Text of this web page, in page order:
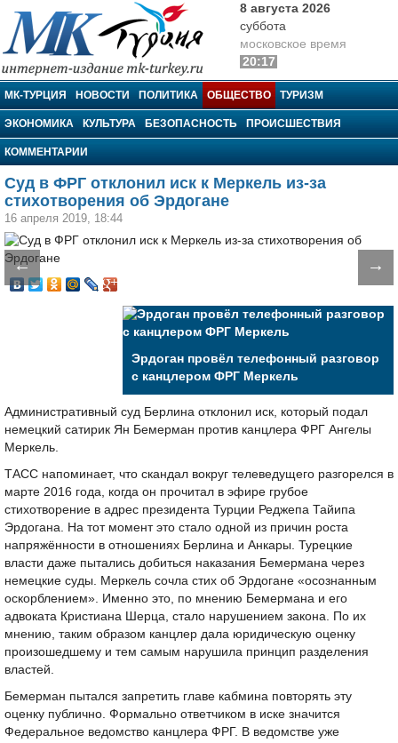
МК-Турция
8 августа 2026
суббота
московское время
20:17
МК-ТУРЦИЯ НОВОСТИ ПОЛИТИКА ОБЩЕСТВО ТУРИЗМ
ЭКОНОМИКА КУЛЬТУРА БЕЗОПАСНОСТЬ ПРОИСШЕСТВИЯ
КОММЕНТАРИИ
Суд в ФРГ отклонил иск к Меркель из-за
стихотворения об Эрдогане
16 апреля 2019, 18:44
← →
Эрдоган провёл телефонный разговор
с канцлером ФРГ Меркель
Административный суд Берлина отклонил иск, который подал
немецкий сатирик Ян Бемерман против канцлера ФРГ Ангелы
Меркель.
ТАСС напоминает, что скандал вокруг телеведущего разгорелся в
марте 2016 года, когда он прочитал в эфире грубое
стихотворение в адрес президента Турции Реджепа Тайипа
Эрдогана. На тот момент это стало одной из причин роста
напряжённости в отношениях Берлина и Анкары. Турецкие
власти даже пытались добиться наказания Бемермана через
немецкие суды. Меркель сочла стих об Эрдогане «осознанным
оскорблением». Именно это, по мнению Бемермана и его
адвоката Кристиана Шерца, стало нарушением закона. По их
мнению, таким образом канцлер дала юридическую оценку
произошедшему и тем самым нарушила принцип разделения
властей.
Бемерман пытался запретить главе кабмина повторять эту
оценку публично. Формально ответчиком в иске значится
Федеральное ведомство канцлера ФРГ. В ведомстве уже